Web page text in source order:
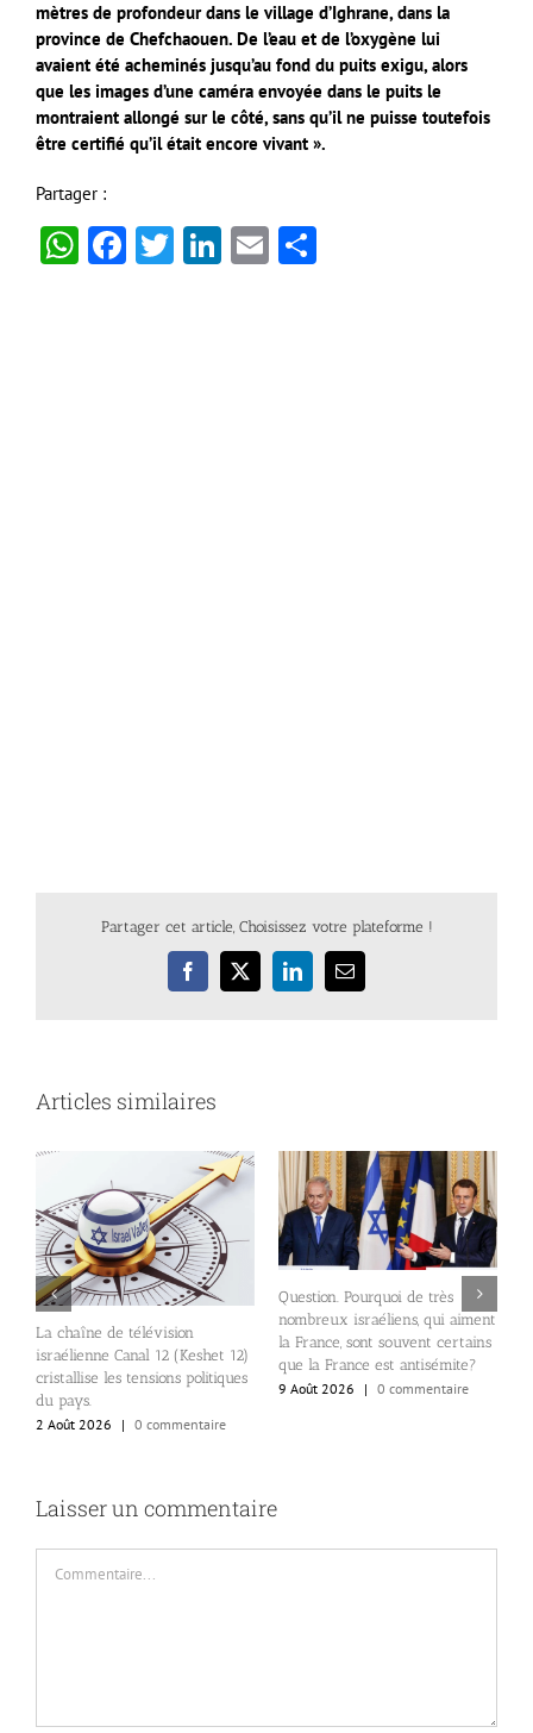
mètres de profondeur dans le village d’Ighrane, dans la
province de Chefchaouen. De l’eau et de l’oxygène lui
avaient été acheminés jusqu’au fond du puits exigu, alors
que les images d’une caméra envoyée dans le puits le
montraient allongé sur le côté, sans qu’il ne puisse toutefois
être certifié qu’il était encore vivant ».
Partager :
WhatsApp
Facebook
Twitter
LinkedIn
Email
Partager cet article, Choisissez votre plateforme !
Facebook
X LinkedInEmail
Articles similaires
La chaîne de télévision
israélienne Canal 12 (Keshet 12)
cristallise les tensions politiques
du pays.
2 Août 2026
| 0 commentaire
Question. Pourquoi de très
nombreux israéliens, qui aiment
la France, sont souvent certains
que la France est antisémite?
9 Août 2026
| 0 commentaire
Laisser un commentaire